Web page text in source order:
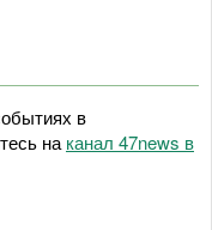
в
на канал 47news в